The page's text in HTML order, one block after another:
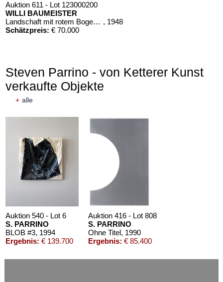
Auktion 611 - Lot 123000200
WILLI BAUMEISTER
Landschaft mit rotem Bogen (Sommerfest) , 1948
Schätzpreis: € 70.000
Steven Parrino - von Ketterer Kunst
verkaufte Objekte
+ alle
Auktion 540 - Lot 6
S. PARRINO
BLOB #3, 1994
Ergebnis: € 139.700
Auktion 416 - Lot 808
S. PARRINO
Ohne Titel , 1990
Ergebnis: € 85.400